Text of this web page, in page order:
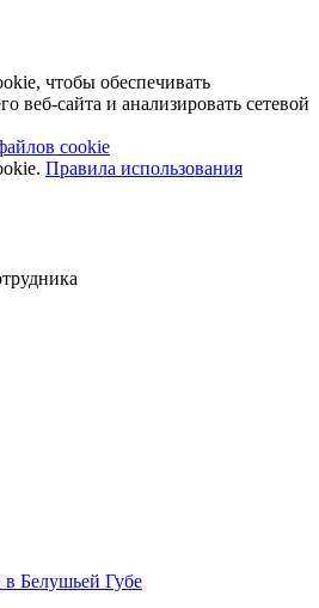
чтобы обеспечивать
веб-сайта и анализировать сетевой
cookie
Правила использования
Белушьей Губе